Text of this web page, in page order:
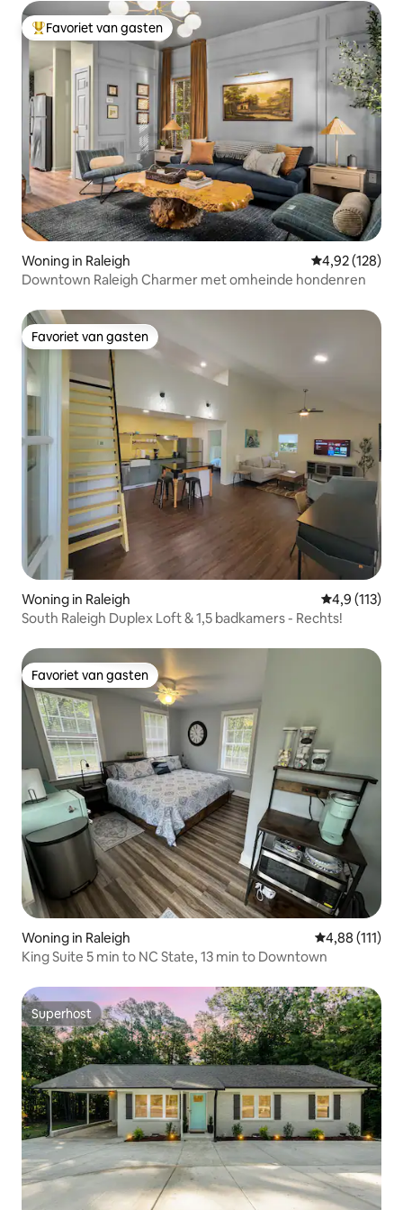
Topfavoriet van gasten
Favoriet van gasten
Woning in Raleigh Gemiddelde
4,92 (128)
Downtown Raleigh Charmer met omheinde hondenren
Favoriet van gasten
Favoriet van gasten
Woning in Raleigh Gemiddelde
4,9 (113)
South Raleigh Duplex Loft & 1,5 badkamers - Rechts!
Favoriet van gasten
Favoriet van gasten
Woning in Raleigh Gemiddelde
4,88 (111)
King Suite 5 min to NC State, 13 min to Downtown
Superhost
Superhost